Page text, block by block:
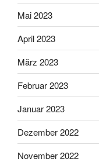
Mai 2023
April 2023
März 2023
Februar 2023
Januar 2023
Dezember 2022
November 2022